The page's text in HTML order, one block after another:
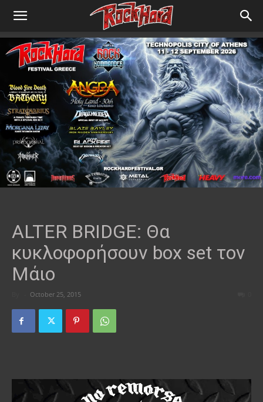
ALTER BRIDGE: Θα
κυκλοφορήσουν box set τον
Μάιο
October 25, 2015